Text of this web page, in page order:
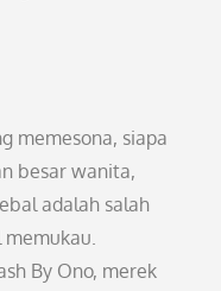
memesona, siapa
besar wanita,
adalah salah
By Ono, merek